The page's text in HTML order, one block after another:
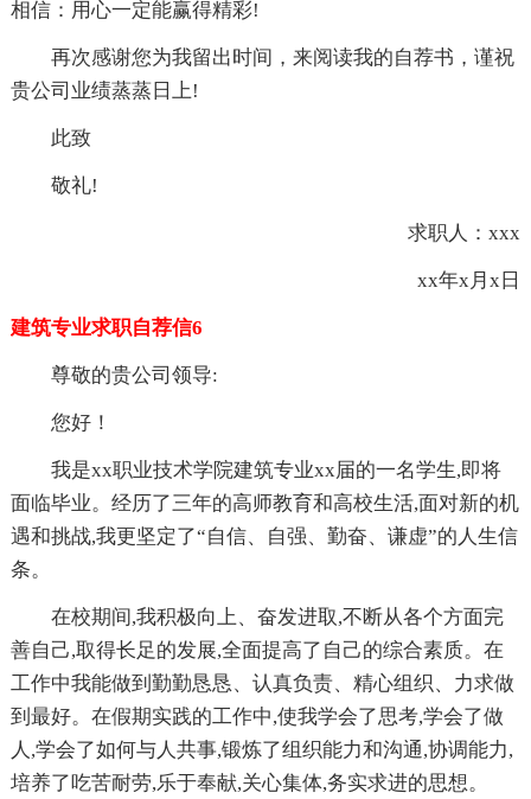
相信：用心一定能赢得精彩!
再次感谢您为我留出时间，来阅读我的自荐书，谨祝
贵公司业绩蒸蒸日上!
此致
敬礼!
求职人：xxx
xx年x月x日
建筑专业求职自荐信6
尊敬的贵公司领导:
您好！
我是xx职业技术学院建筑专业xx届的一名学生,即将
面临毕业。经历了三年的高师教育和高校生活,面对新的机
遇和挑战,我更坚定了“自信、自强、勤奋、谦虚”的人生信
条。
在校期间,我积极向上、奋发进取,不断从各个方面完
善自己,取得长足的发展,全面提高了自己的综合素质。在
工作中我能做到勤勤恳恳、认真负责、精心组织、力求做
到最好。在假期实践的工作中,使我学会了思考,学会了做
人,学会了如何与人共事,锻炼了组织能力和沟通,协调能力,
培养了吃苦耐劳,乐于奉献,关心集体,务实求进的思想。